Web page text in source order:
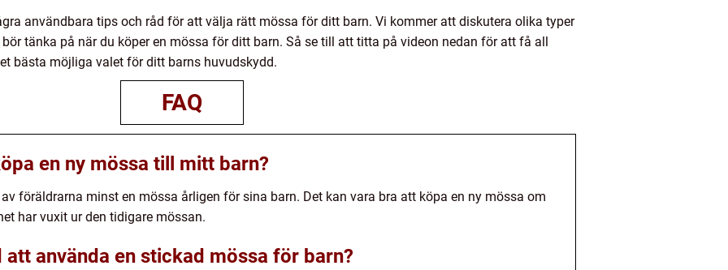
användbara tips och råd för att välja rätt mössa för ditt barn. Vi kommer att diskutera olika typer
tänka på när du köper en mössa för ditt barn. Så se till att titta på videon nedan för att få all
bästa möjliga valet för ditt barns huvudskydd.
FAQ
en ny mössa till mitt barn?
föräldrarna minst en mössa årligen för sina barn. Det kan vara bra att köpa en ny mössa om
har vuxit ur den tidigare mössan.
använda en stickad mössa för barn?